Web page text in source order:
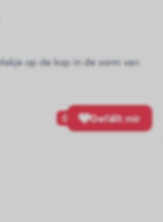
op de kop in de vorm van
0 Gefällt mir